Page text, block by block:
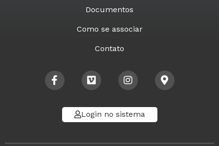
Documentos
Como se associar
Contato
Login no sistema